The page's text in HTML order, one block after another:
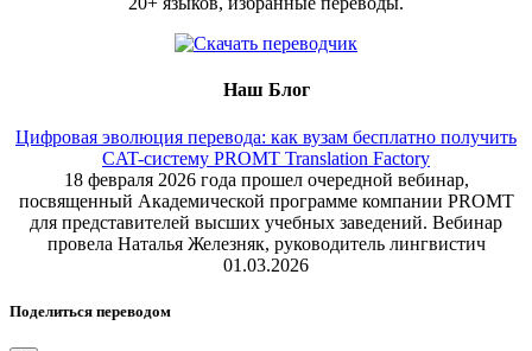
Наш Блог
Цифровая эволюция перевода: как вузам бесплатно получить
CAT-систему PROMT Translation Factory
18 февраля 2026 года прошел очередной вебинар,
посвященный Академической программе компании PROMT
для представителей высших учебных заведений. Вебинар
провела Наталья Железняк, руководитель лингвистич
01.03.2026
Поделиться переводом